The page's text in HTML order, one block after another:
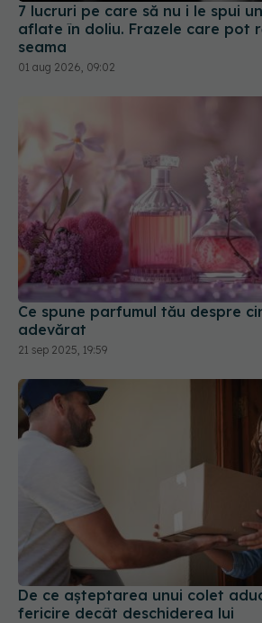
7 lucruri pe care să nu i le spui
aflate în doliu. Frazele care pot
seama
01 aug 2026, 09:02
Ce spune parfumul tău despre
adevărat
21 sep 2025, 19:59
De ce așteptarea unui colet
fericire decât deschiderea lui